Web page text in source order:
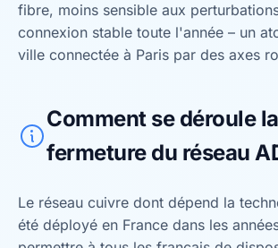
fibre, moins sensible aux
connexion stable toute l'année – un
ville connectée à Paris par des axes
Comment se déroule la
fermeture du réseau
Le réseau cuivre dont dépend la
été déployé en France dans les